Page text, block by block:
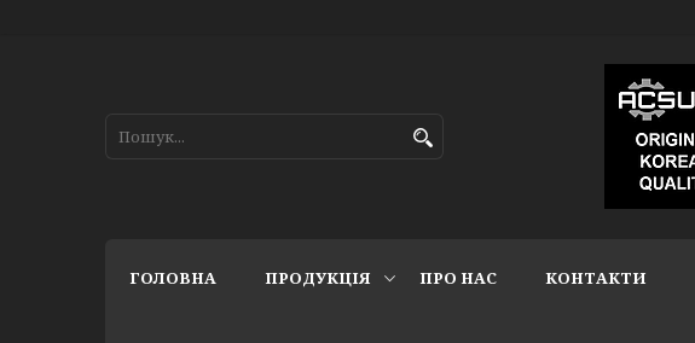
ГОЛОВНА ПРОДУКЦІЯ ПРО НАС КОНТАКТИ